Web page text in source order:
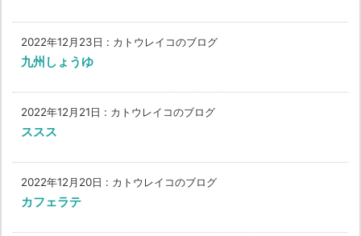
2022年12月23日 : カトウレイコのブログ
九州しょうゆ
2022年12月21日 : カトウレイコのブログ
ススス
2022年12月20日 : カトウレイコのブログ
カフェラテ